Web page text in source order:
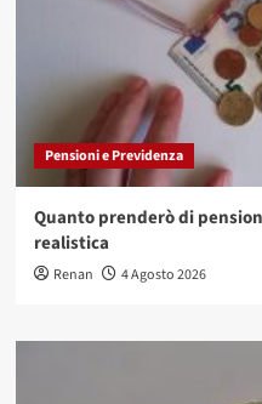
Pensioni e Previdenza
Quanto prenderò di
realistica
Renan 4 Agosto 2026